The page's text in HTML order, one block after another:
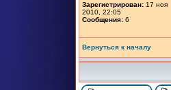
Зарегистрирован: 17 ноя
2010, 22:05
Сообщения: 6
Вернуться к началу